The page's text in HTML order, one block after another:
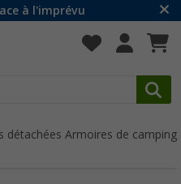
à l'imprévu
détachées Armoires de camping